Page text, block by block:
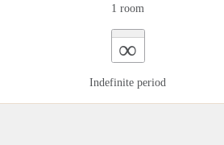
1 room
∞
Indefinite period